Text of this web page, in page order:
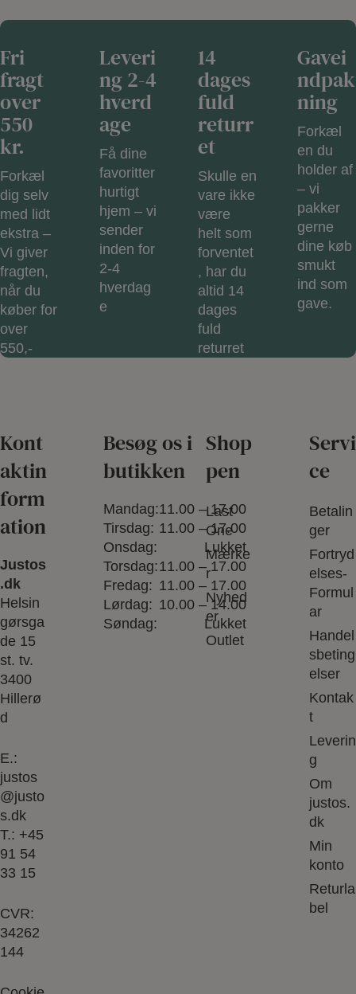
Fri
fragt
over
550
kr.
Forkæl
dig selv
med lidt
ekstra –
Vi giver
fragten,
når du
køber for
over
550,-
Leveri
ng 2-4
hverd
age
Få dine
favoritter
hurtigt
hjem – vi
sender
inden for
2-4
hverdag
e
14
dages
fuld
returr
et
Skulle en
vare ikke
være
helt som
forventet
, har du
altid 14
dages
fuld
returret
Gavei
ndpak
ning
Forkæl
en du
holder af
– vi
pakker
gerne
dine køb
smukt
ind som
gave.
Kont
aktin
form
ation
Justos
.dk
Helsin
gørsga
de 15
st. tv.
3400
Hillerø
d
E.:
justos
@justo
s.dk
T.: +45
91 54
33 15
CVR:
34262
144
Besøg os i
butikken
Mandag:11.00 – 17.00
Tirsdag: 11.00 – 17.00
Onsdag:
Lukket
Torsdag: 11.00 – 17.00
Fredag: 11.00 – 17.00
Lørdag: 10.00 – 14.00
Søndag:
Lukket
Shop
pen
Last
One
Mærke
r
Nyhed
er
Outlet
Servi
ce
Betalin
ger
Fortryd
elses-
Formul
ar
Handel
sbeting
elser
Kontak
t
Leverin
g
Om
justos.
dk
Min
konto
Returla
bel